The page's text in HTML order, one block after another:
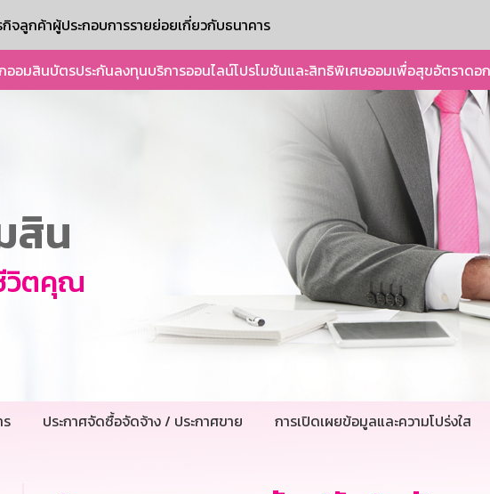
จลูกค้าผู้ประกอบการรายย่อยเกี่ยวกับธนาคาร
ออมสินบัตรประกันลงทุนบริการออนไลน์โปรโมชันและสิทธิพิเศษออมเพื่อสุขอัตราดอ
สิน
วิตคุณ
ประกาศจัดซื้อจัดจ้าง / ประกาศขาย การเปิดเผยข้อมูลและความโปร่งใส